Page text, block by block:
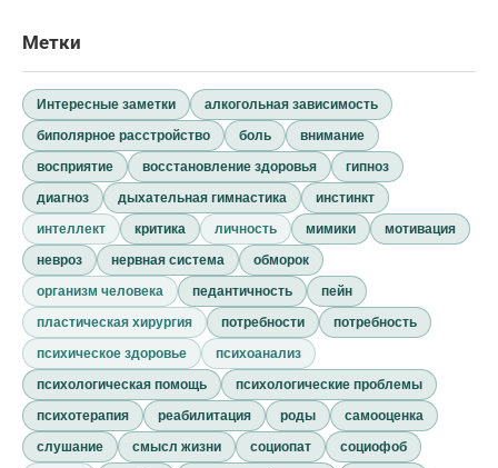
Метки
Интересные заметки
алкогольная зависимость
биполярное расстройство
боль
внимание
восприятие
восстановление здоровья
гипноз
диагноз
дыхательная гимнастика
инстинкт
интеллект
критика личность мимики
мотивация
невроз
нервная система
обморок
организм человека
педантичность
пейн
пластическая хирургия
потребности
потребность
психическое здоровье
психоанализ
психологическая помощь
психологические проблемы
психотерапия
реабилитация роды
самооценка
слушание
смысл жизни социопат
социофоб